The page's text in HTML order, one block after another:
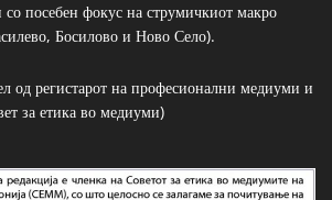
со посебен фокус на струмичкиот макро
Босилово и Ново Село).
од регистарот на професионални медиуми и
за етика во медиуми)